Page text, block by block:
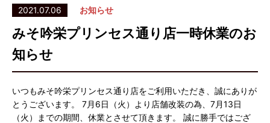
2021.07.06 お知らせ
みそ吟栄プリンセス通り店一時休業のお
知らせ
いつもみそ吟栄プリンセス通り店をご利用いただき、誠にありが
とうございます。 7月6日（火）より店舗改装の為、7月13日
（火）までの期間、休業とさせて頂きます。 誠に勝手ではござ